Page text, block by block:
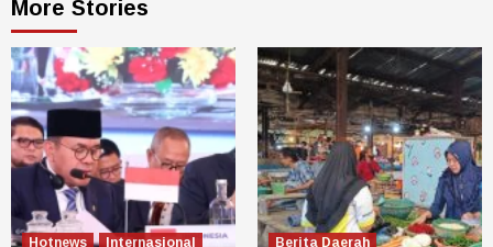
More Stories
Hotnews Internasional Berita Daerah